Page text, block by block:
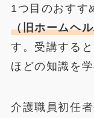
1つ目のおすす
（旧ホームヘ
す。受講する
ほどの知識を学
介護職員初任